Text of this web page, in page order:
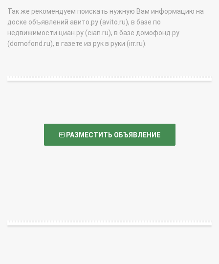
Так же рекомендуем поискать нужную Вам информацию на
доске объявлений авито.ру (avito.ru), в базе по
недвижимости циан.ру (cian.ru), в базе домофонд.ру
(domofond.ru), в газете из рук в руки (irr.ru).
РАЗМЕСТИТЬ ОБЪЯВЛЕНИЕ